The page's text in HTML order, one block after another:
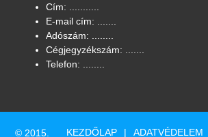
Cím: ...........
E-mail cím: .......
Adószám: ........
Cégjegyzékszám: .......
Telefon: ........
© 2015. KEZDŐLAP ADATVÉDELEM